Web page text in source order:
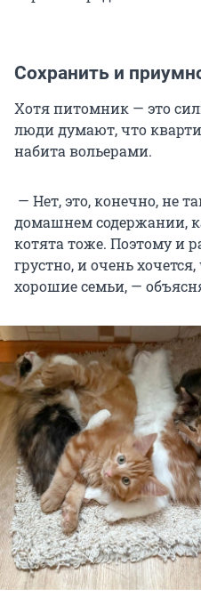
Сохранить и
Хотя питомник — это
люди думают, что
набита вольерами.
— Нет, это, конечно, не
домашнем содержании,
котята тоже. Поэтому и
грустно, и очень
хорошие семьи, —